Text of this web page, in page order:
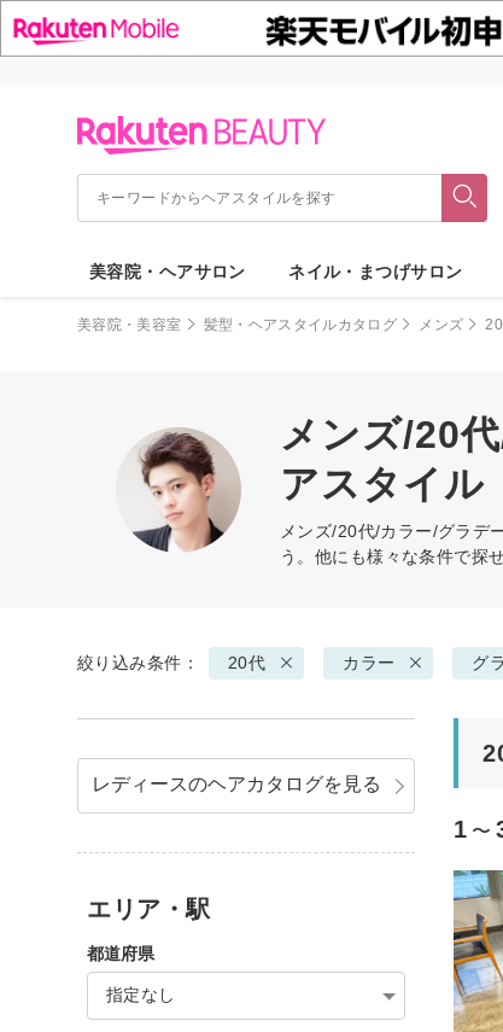
美容院・ヘアサロン ネイル・まつげサロン
美容院・美容室 髪型・ヘアスタイルカタログ メンズ
メンズ/20
アスタイル
メンズ/20代/カラー/グラデ
う。他にも様々な条件で探せ
絞り込み条件： 20代 カラー グ
1 〜
レディースのヘアカタログを見る
エリア・駅
都道府県
指定なし